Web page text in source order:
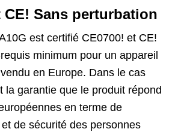
CE! Sans perturbation
est certifié CE0700! et CE!
minimum pour un appareil
en Europe. Dans le cas
la garantie que le produit répond
en terme de
de sécurité des personnes